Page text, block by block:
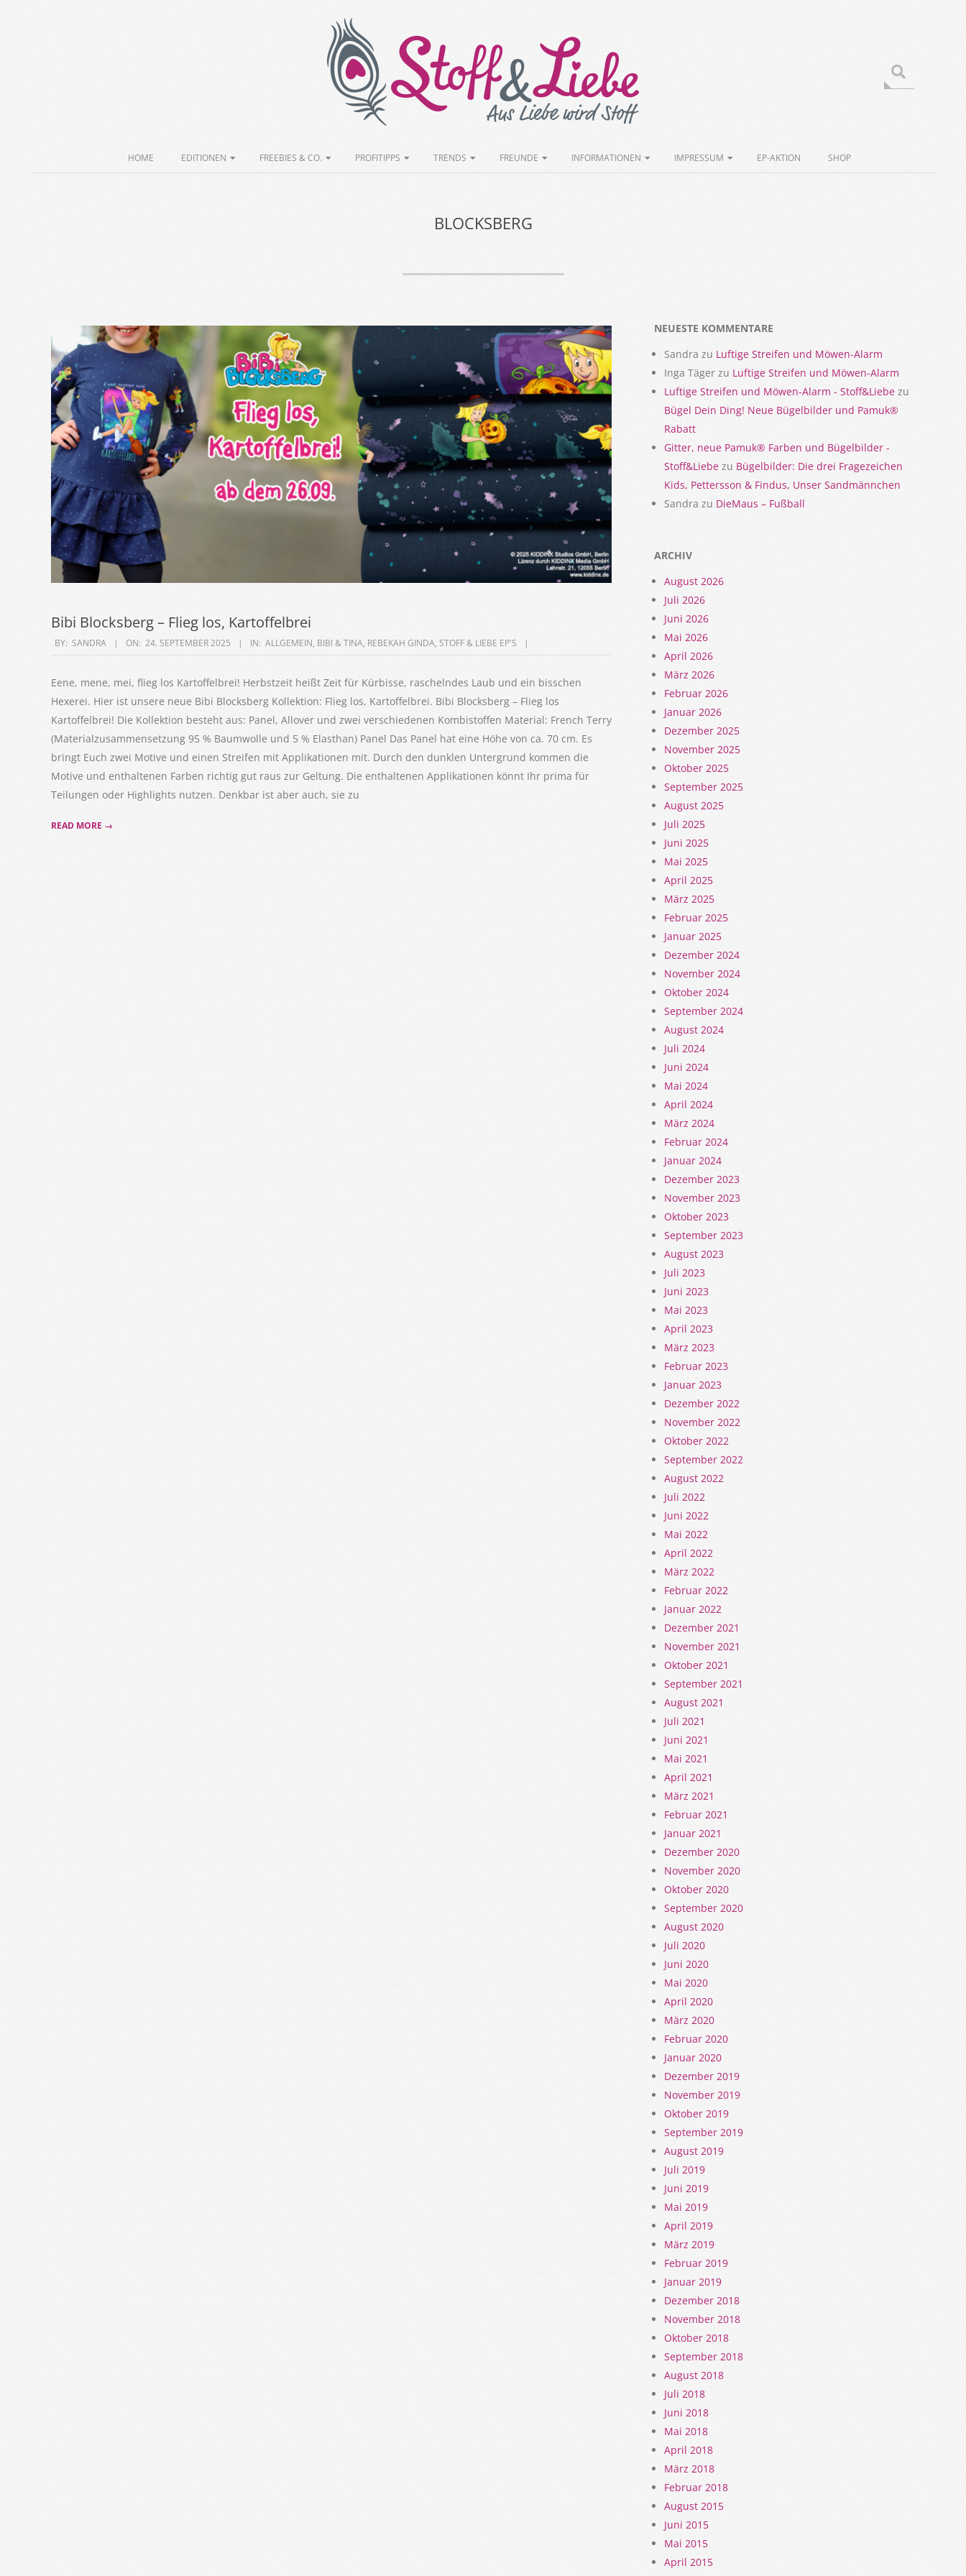
Stoff&Liebe
Navigation
HOME EDITIONEN FREEBIES & CO. PROFITIPPS TRENDS FREUNDE INFORMATIONEN IMPRESSUM EP-AKTION SHOP
BLOCKSBERG
Bibi Blocksberg – Flieg los, Kartoffelbrei
2025-
24
BY: SANDRA ON: 24. SEPTEMBER 2025 IN: ALLGEMEIN, BIBI & TINA, REBEKAH GINDA, STOFF & LIEBE EP'S
Eene, mene, mei, flieg los Kartoffelbrei! Herbstzeit heißt Zeit für Kürbisse, raschelndes Laub und ein bisschen
Hexerei. Hier ist unsere neue Bibi Blocksberg Kollektion: Flieg los, Kartoffelbrei. Bibi Blocksberg – Flieg los
Kartoffelbrei! Die Kollektion besteht aus: Panel, Allover und zwei verschiedenen Kombistoffen Material: French Terry
(Materialzusammensetzung 95 % Baumwolle und 5 % Elasthan) Panel Das Panel hat eine Höhe von ca. 70 cm. Es
bringt Euch zwei Motive und einen Streifen mit Applikationen mit. Durch den dunklen Untergrund kommen die
Motive und enthaltenen Farben richtig gut raus zur Geltung. Die enthaltenen Applikationen könnt Ihr prima für
Teilungen oder Highlights nutzen. Denkbar ist aber auch, sie zu
READ MORE →
NEUESTE KOMMENTARE
Sandra zu Luftige Streifen und Möwen-Alarm
Inga Täger zu Luftige Streifen und Möwen-Alarm
Luftige Streifen und Möwen-Alarm - Stoff&Liebe zu
Bügel Dein Ding! Neue Bügelbilder und Pamuk®
Rabatt
Gitter, neue Pamuk® Farben und Bügelbilder -
Stoff&Liebe zu Bügelbilder: Die drei Fragezeichen
Kids, Pettersson & Findus, Unser Sandmännchen
Sandra zu DieMaus – Fußball
ARCHIV
August 2026
Juli 2026
Juni 2026
Mai 2026
April 2026
März 2026
Februar 2026
Januar 2026
Dezember 2025
November 2025
Oktober 2025
September 2025
August 2025
Juli 2025
Juni 2025
Mai 2025
April 2025
März 2025
Februar 2025
Januar 2025
Dezember 2024
November 2024
Oktober 2024
September 2024
August 2024
Juli 2024
Juni 2024
Mai 2024
April 2024
März 2024
Februar 2024
Januar 2024
Dezember 2023
November 2023
Oktober 2023
September 2023
August 2023
Juli 2023
Juni 2023
Mai 2023
April 2023
März 2023
Februar 2023
Januar 2023
Dezember 2022
November 2022
Oktober 2022
September 2022
August 2022
Juli 2022
Juni 2022
Mai 2022
April 2022
März 2022
Februar 2022
Januar 2022
Dezember 2021
November 2021
Oktober 2021
September 2021
August 2021
Juli 2021
Juni 2021
Mai 2021
April 2021
März 2021
Februar 2021
Januar 2021
Dezember 2020
November 2020
Oktober 2020
September 2020
August 2020
Juli 2020
Juni 2020
Mai 2020
April 2020
März 2020
Februar 2020
Januar 2020
Dezember 2019
November 2019
Oktober 2019
September 2019
August 2019
Juli 2019
Juni 2019
Mai 2019
April 2019
März 2019
Februar 2019
Januar 2019
Dezember 2018
November 2018
Oktober 2018
September 2018
August 2018
Juli 2018
Juni 2018
Mai 2018
April 2018
März 2018
Februar 2018
August 2015
Juni 2015
Mai 2015
April 2015